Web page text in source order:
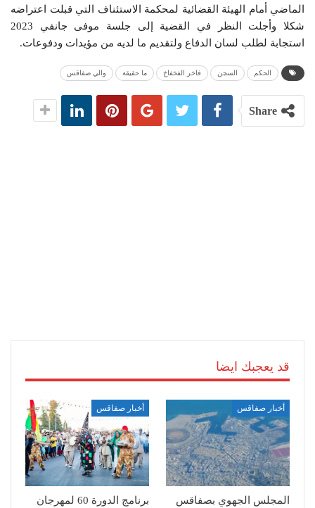
الماضي أمام الهيئة القضائية لمحكمة الاستئناف التي قبلت اعتراضه
شكلا وأجلت النظر في القضية إلى جلسة موفى جانفي 2023
استجابة لطلب لسان الدفاع ولتقديم ما لديه من مؤيدات ودفوعات.
الحكم السجن فاخر الفخفاخ ما حقيقة والي صفاقس
Share
قد يعجبك ايضا
أخبار صفاقس
المجلس الجهوي بصفاقس
أخبار صفاقس
برنامج الدورة 60 لمهرجان